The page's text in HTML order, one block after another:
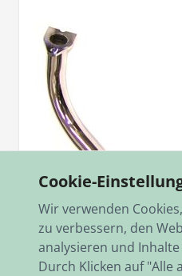
Cookie-
Wir verwenden
zu verbessern, den
analysieren und
Durch Klicken auf "Alle